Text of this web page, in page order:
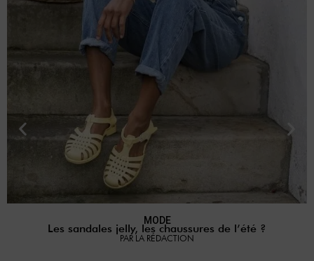
MODE
Les sandales jelly, les chaussures de l’été ?
PAR LA RÉDACTION